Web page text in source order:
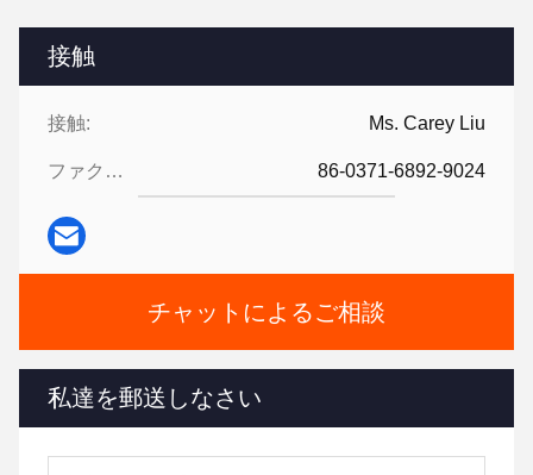
接触
接触: Ms. Carey Liu
ファクシミリ: 86-0371-6892-9024
チャットによるご相談
私達を郵送しなさい